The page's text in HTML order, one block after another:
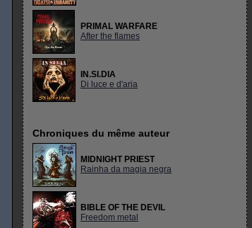
PRIMAL WARFARE
After the flames
IN.SI.DIA
Di luce e d'aria
Chroniques du même auteur
MIDNIGHT PRIEST
Rainha da magia negra
BIBLE OF THE DEVIL
Freedom metal